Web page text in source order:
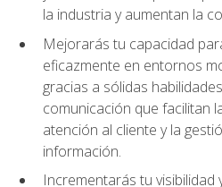
la industria y aumentan la
Mejorarás tu capacidad
eficazmente en entornos
gracias a sólidas
comunicación que facilitan
atención al cliente y la
información.
Incrementarás tu visibilidad